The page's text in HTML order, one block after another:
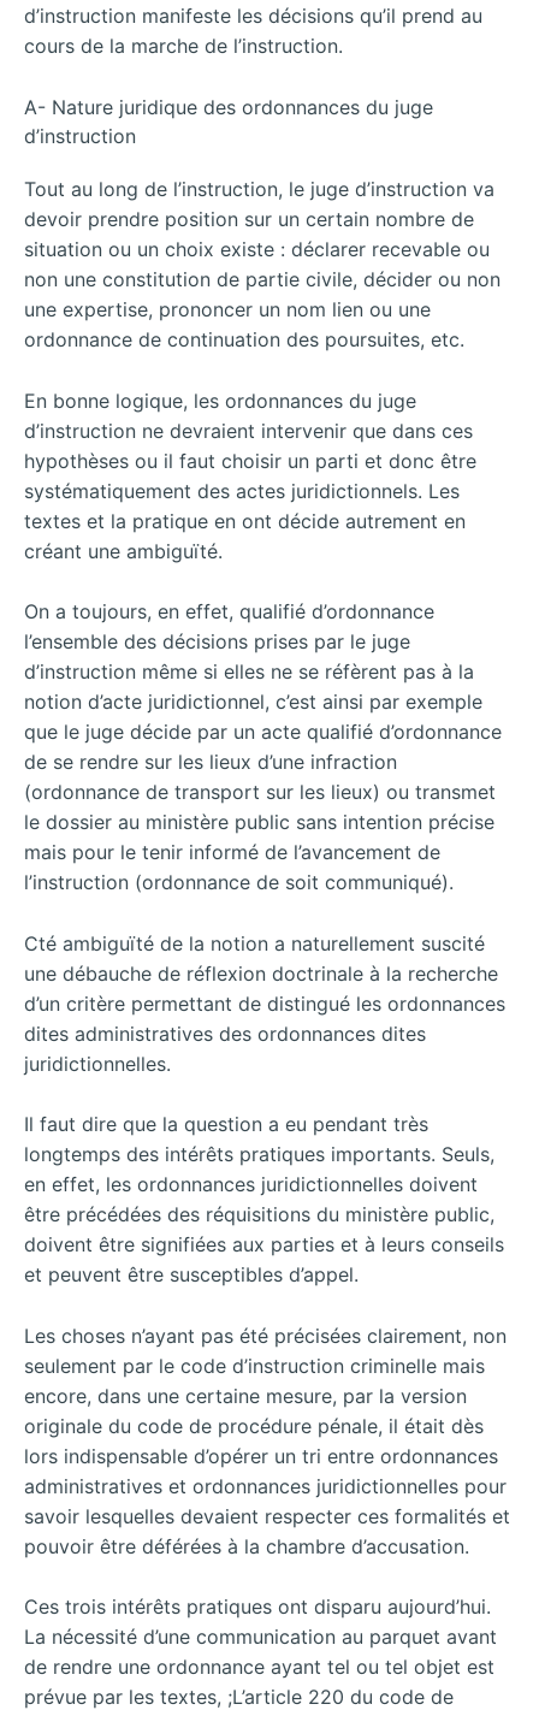
d’instruction manifeste les décisions qu’il prend au
cours de la marche de l’instruction.
A- Nature juridique des ordonnances du juge
d’instruction
Tout au long de l’instruction, le juge d’instruction va
devoir prendre position sur un certain nombre de
situation ou un choix existe : déclarer recevable ou
non une constitution de partie civile, décider ou non
une expertise, prononcer un nom lien ou une
ordonnance de continuation des poursuites, etc.
En bonne logique, les ordonnances du juge
d’instruction ne devraient intervenir que dans ces
hypothèses ou il faut choisir un parti et donc être
systématiquement des actes juridictionnels. Les
textes et la pratique en ont décide autrement en
créant une ambiguïté.
On a toujours, en effet, qualifié d’ordonnance
l’ensemble des décisions prises par le juge
d’instruction même si elles ne se réfèrent pas à la
notion d’acte juridictionnel, c’est ainsi par exemple
que le juge décide par un acte qualifié d’ordonnance
de se rendre sur les lieux d’une infraction
(ordonnance de transport sur les lieux) ou transmet
le dossier au ministère public sans intention précise
mais pour le tenir informé de l’avancement de
l’instruction (ordonnance de soit communiqué).
Cté ambiguïté de la notion a naturellement suscité
une débauche de réflexion doctrinale à la recherche
d’un critère permettant de distingué les ordonnances
dites administratives des ordonnances dites
juridictionnelles.
Il faut dire que la question a eu pendant très
longtemps des intérêts pratiques importants. Seuls,
en effet, les ordonnances juridictionnelles doivent
être précédées des réquisitions du ministère public,
doivent être signifiées aux parties et à leurs conseils
et peuvent être susceptibles d’appel.
Les choses n’ayant pas été précisées clairement, non
seulement par le code d’instruction criminelle mais
encore, dans une certaine mesure, par la version
originale du code de procédure pénale, il était dès
lors indispensable d’opérer un tri entre ordonnances
administratives et ordonnances juridictionnelles pour
savoir lesquelles devaient respecter ces formalités et
pouvoir être déférées à la chambre d’accusation.
Ces trois intérêts pratiques ont disparu aujourd’hui.
La nécessité d’une communication au parquet avant
de rendre une ordonnance ayant tel ou tel objet est
prévue par les textes, ;L’article 220 du code de